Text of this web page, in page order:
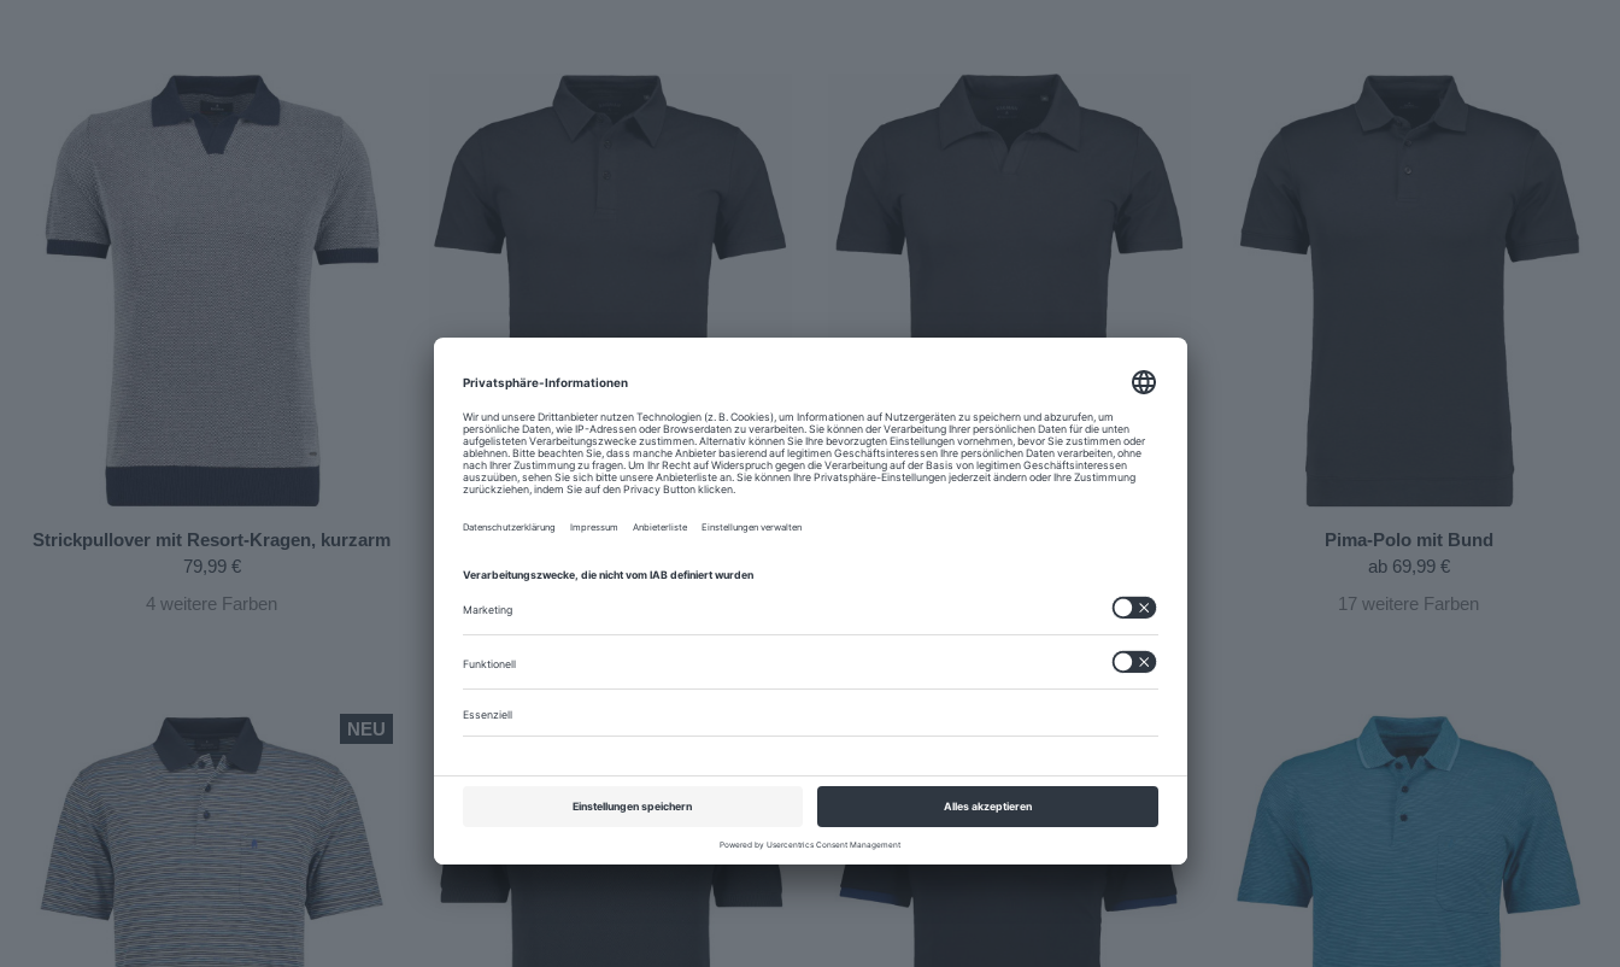
Strickpullover mit Resort-Kragen, kurzarm
79,99 €
4 weitere Farben
Poloshirt uni, body fit
39,95 €
Pima-Polo mit Bund
ab69,99 €
17 weitere Farben
NEU